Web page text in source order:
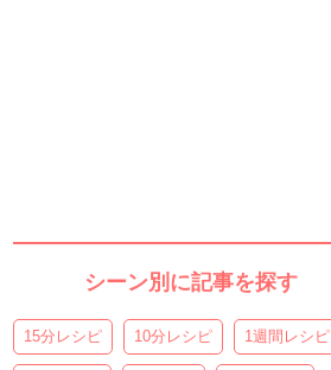
シーン別に記事を探す
15分レシピ 10分レシピ 1週間レシピ